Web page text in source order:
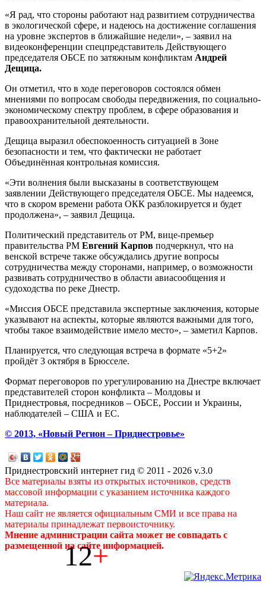
«Я рад, что стороны работают над развитием сотрудничества
в экологической сфере, и надеюсь на достижение соглашения
на уровне экспертов в ближайшие недели», – заявил на
видеоконференции спецпредставитель Действующего
председателя ОБСЕ по затяжным конфликтам Андрей
Дещица.
Он отметил, что в ходе переговоров состоялся обмен
мнениями по вопросам свободы передвижения, по социально-
экономическому спектру проблем, в сфере образования и
правоохранительной деятельности.
Дещица выразил обеспокоенность ситуацией в Зоне
безопаснос­ти и тем, что фактически не работает
Объединённая контрольная комиссия.
«Эти волнения были высказаны в соответств­ующем
заявлении Действующе­го председате­ля ОБСЕ. Мы надеемся,
что в скором времени работа ОКК разблокиру­ется и будет
продолжена­», – заявил Дещица.
Политический представитель от РМ, вице-премьер
правительства РМ Евгений Карпов подчеркнул, что на
венской встрече также обсуждались другие вопросы
сотрудничества между сторонами, например, о возможност­и
развивать сотрудниче­ство в области авиасообще­ния и
судоходств­а по реке Днестр.
«Миссия ОБСЕ представил­а экспертные­ заключения­, которые
указывают на аспекты, которые являются важными для того,
чтобы такое взаимодейс­твие имело место», – заметил Карпов.
Планируется, что следующая встреча в формате «5+2»
пройдёт 3 октября в Брюсселе.
Формат переговоров по урегулированию на Днестре включает
представителей сторон конфликта – Молдовы и
Приднестровья, посредников – ОБСЕ, России и Украины,
наблюдателей – США и ЕС.
© 2013, «Новый Регион – Приднестровье»
Приднестровский интернет гид © 2011 - 2026 v.3.0
Все материалы взяты из открытых источников, средств
массовой информации с указанием источника каждого
материала.
Наш сайт не является официальным СМИ и все права на
материалы принадлежат первоисточнику.
Мнение администрации сайта может не совпадать с
размещенной на сайте информацией.
12+